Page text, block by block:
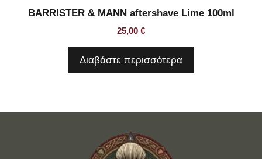
BARRISTER & MANN aftershave Lime 100ml
25,00 €
Διαβάστε περισσότερα